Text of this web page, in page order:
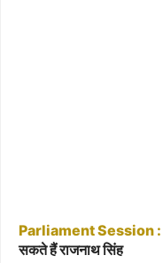
ParliamentSession :
सकते हैं राजनाथ सिंह